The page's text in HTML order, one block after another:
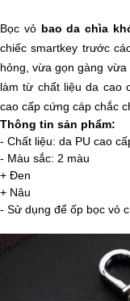
Bọc vỏ bao da chìa
chiếc smartkey trước
hỏng, vừa gọn gàng
làm từ chất liệu da cao
cao cấp cứng cáp chắc
Thông tin sản phẩm:
- Chất liệu: da PU cao
- Màu sắc: 2 màu
+ Đen
+ Nâu
- Sử dụng để ốp bọc vỏ